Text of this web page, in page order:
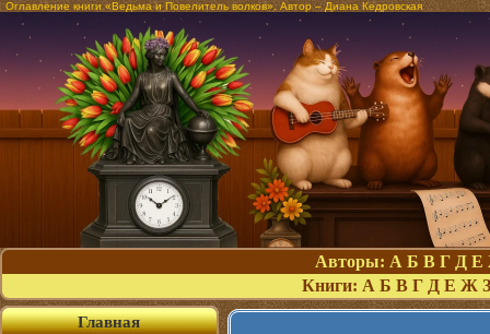
Оглавление книги «Ведьма и Повелитель волков». Автор – Диана Кедровская
Авторы: А Б В Г Д Е
Книги: А Б В Г Д Е Ж З
Главная